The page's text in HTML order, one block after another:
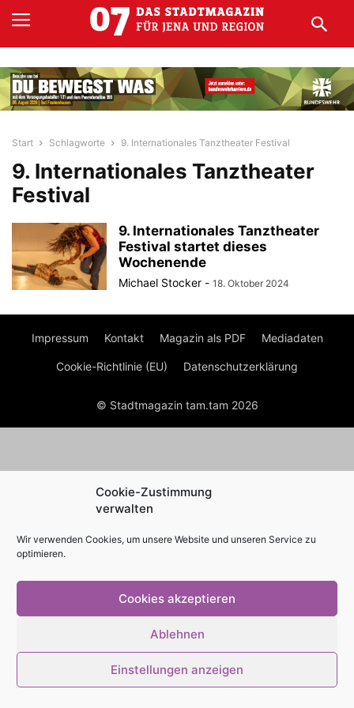
Cookie-Zustimmung
verwalten
Wir verwenden Cookies, um unsere Website und unseren Service zu
optimieren.
Cookies akzeptieren
Ablehnen
Einstellungen anzeigen
Start Schlagworte 9. Internationales Tanztheater Festival
9. Internationales Tanztheater
Festival
9. Internationales Tanztheater
Festival startet dieses
Wochenende
Michael Stocker - 18. Oktober 2024
Impressum Kontakt Magazin als PDF Mediadaten
Cookie-Richtlinie (EU) Datenschutzerklärung
© Stadtmagazin tam.tam 2026